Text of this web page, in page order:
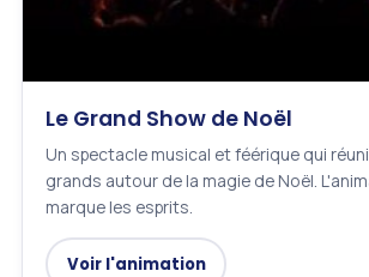
Le Grand Show de Noël
Un spectacle musical et féérique qui
grands autour de la magie de Noël.
marque les esprits.
Voir l'animation